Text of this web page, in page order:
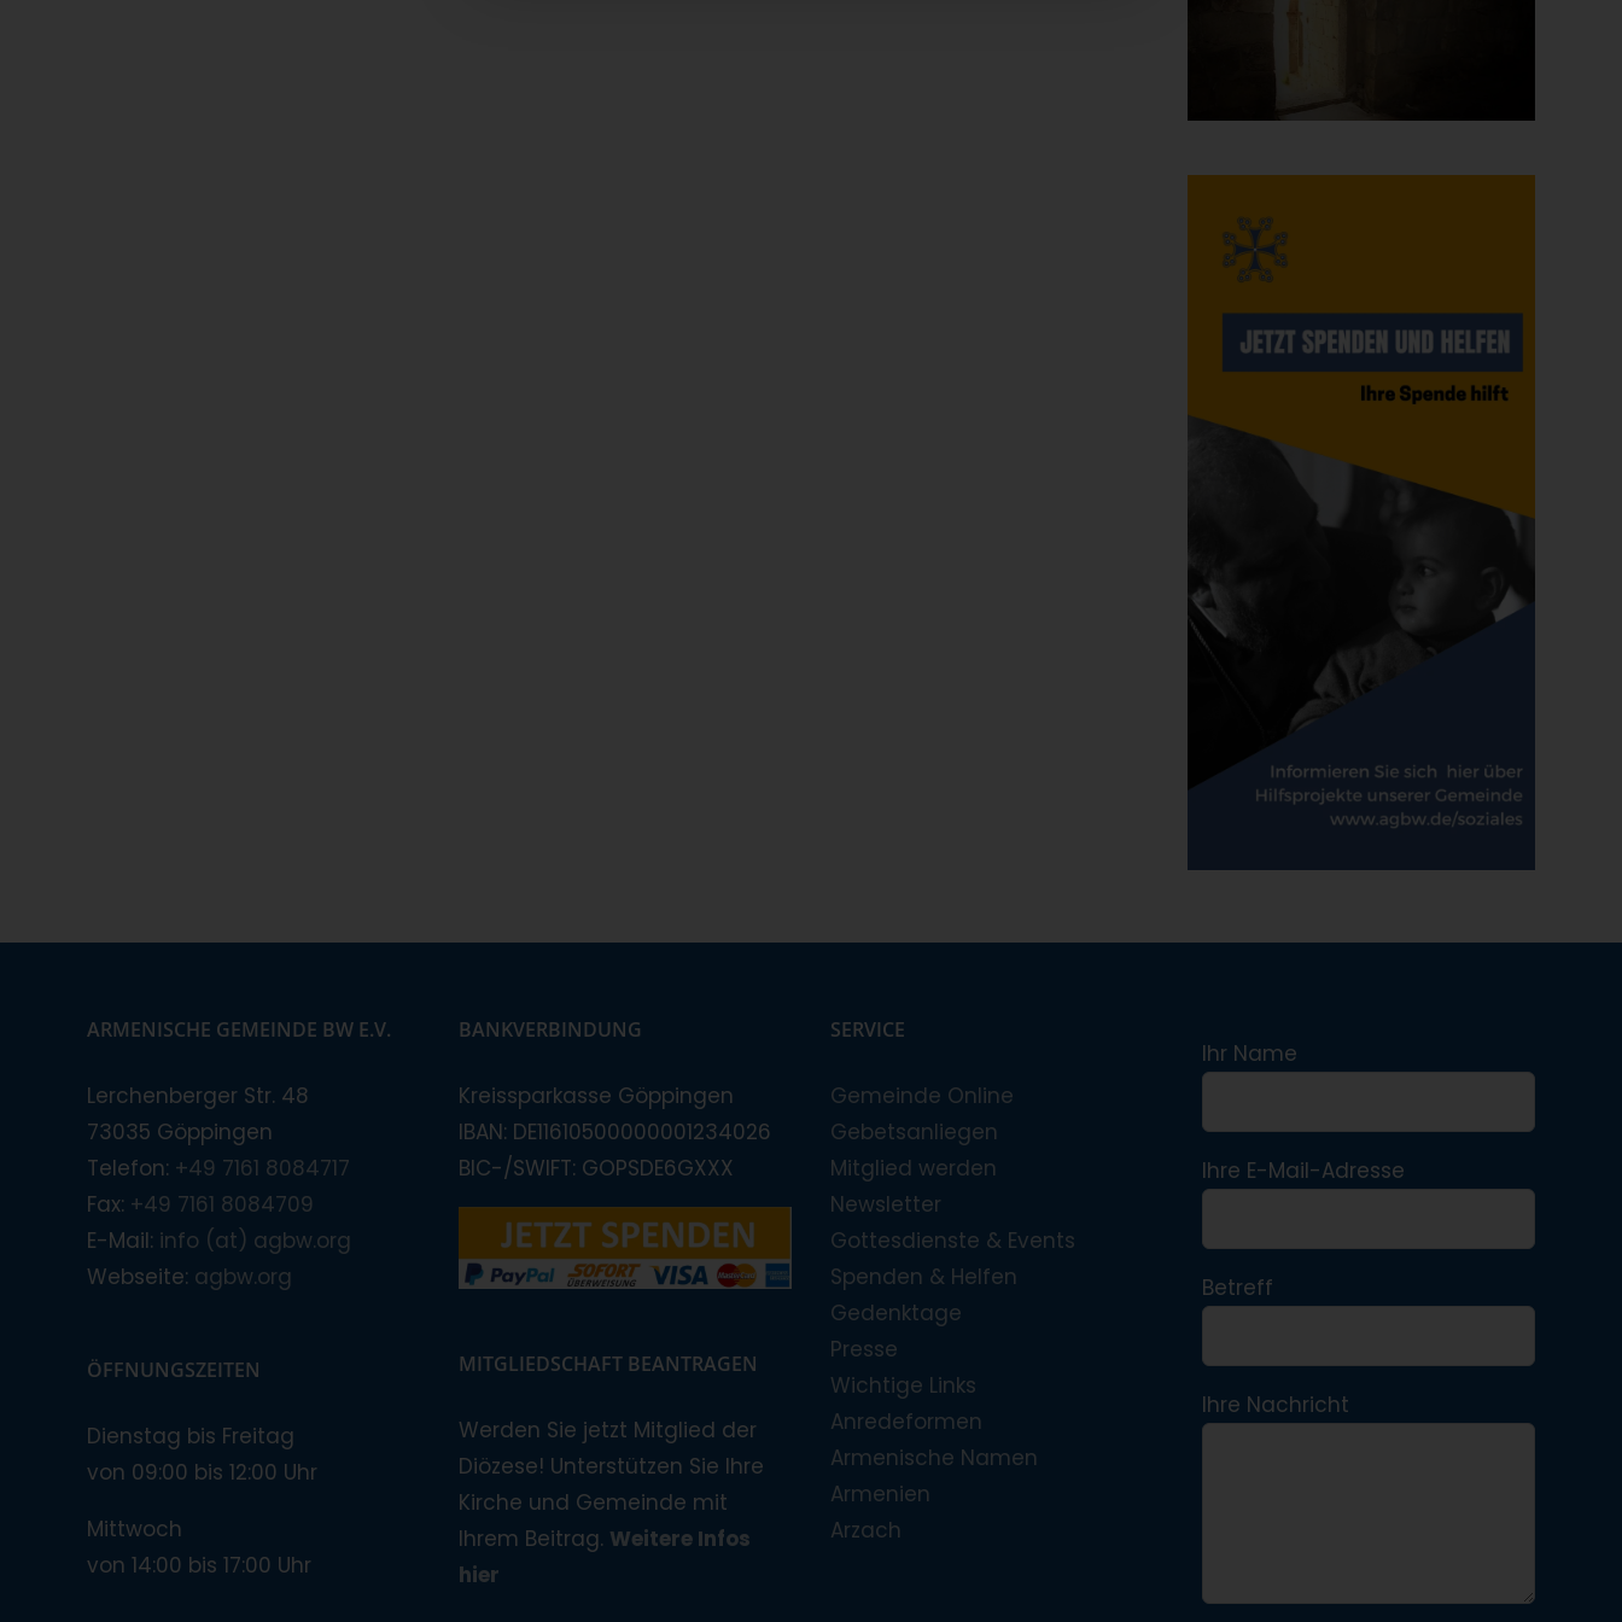
ARMENISCHE GEMEINDE BW E.V.
Lerchenberger Str. 48
73035 Göppingen
Telefon: +49 7161 8084717
Fax: +49 7161 8084709
E-Mail: info (at) agbw.org
Webseite: agbw.org
ÖFFNUNGSZEITEN
Dienstag bis Freitag
von 09:00 bis 12:00 Uhr
Mittwoch
von 14:00 bis 17:00 Uhr
BANKVERBINDUNG
Kreissparkasse Göppingen
IBAN: DE11610500000001234026
BIC-/SWIFT: GOPSDE6GXXX
MITGLIEDSCHAFT BEANTRAGEN
Werden Sie jetzt Mitglied der
Diözese! Unterstützen Sie Ihre
Kirche und Gemeinde mit
Ihrem Beitrag. Weitere Infos
hier
SERVICE
Gemeinde Online
Gebetsanliegen
Mitglied werden
Newsletter
Gottesdienste & Events
Spenden & Helfen
Gedenktage
Presse
Wichtige Links
Anredeformen
Armenische Namen
Armenien
Arzach
Ihr Name
Ihre E-Mail-Adresse
Betreff
Ihre Nachricht